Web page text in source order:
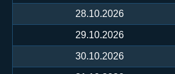
28.10.2026
29.10.2026
30.10.2026